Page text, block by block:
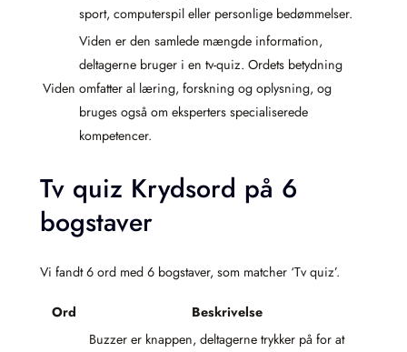
sport, computerspil eller personlige bedømmelser.
Viden
Viden er den samlede mængde information,
deltagerne bruger i en tv-quiz. Ordets betydning
omfatter al læring, forskning og oplysning, og
bruges også om eksperters specialiserede
kompetencer.
Tv quiz Krydsord på 6
bogstaver
Vi fandt 6 ord med 6 bogstaver, som matcher ‘Tv quiz’.
Ord
Beskrivelse
Buzzer er knappen, deltagerne trykker på for at